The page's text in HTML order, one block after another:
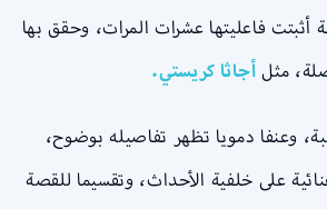
أثبتت فاعليتها عشرات المرات، وحقق بها
مثل أجاثا كريستي.
وعنفا دمويا تظهر تفاصيله بوضوح،
على خلفية الأحداث، وتقسيما للقصة